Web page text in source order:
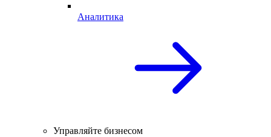
Аналитика
Управляйте бизнесом